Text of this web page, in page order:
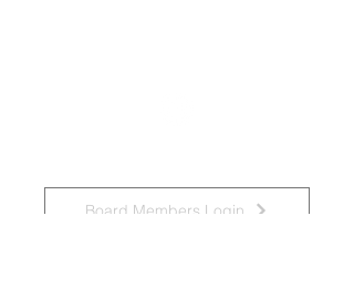
Board Members Login